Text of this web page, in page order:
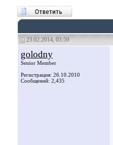
23.02.2014, 03:59
golodny
Senior Member
Регистрация: 26.10.2010
Сообщений: 2,435